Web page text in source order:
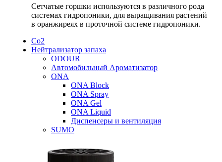
Сетчатые горшки используются в различного рода
системах гидропоники, для выращивания растений
в оранжиреях в проточной системе гидропоники.
Со2
Нейтрализатор запаха
ODOUR
Автомобильный Ароматизатор
ONA
ONA Block
ONA Spray
ONA Gel
ONA Liquid
Диспенсеры и вентиляция
SUMO